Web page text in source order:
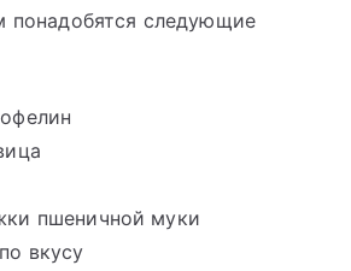
понадобятся следующие
пшеничной муки
вкусу